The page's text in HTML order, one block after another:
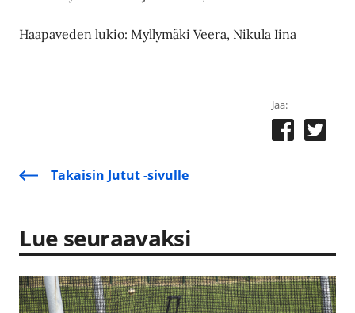
Haapaveden lukio: Myllymäki Veera, Nikula Iina
Jaa:
Takaisin Jutut -sivulle
Lue seuraavaksi